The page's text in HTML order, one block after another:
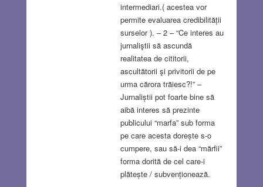
intermediari.( acestea vor
permite evaluarea credibilității
surselor ). – 2 – “Ce interes au
jurnaliştii să ascundă
realitatea de cititorii,
ascultătorii şi privitorii de pe
urma cărora trăiesc?!” –
Jurnaliștii pot foarte bine să
aibă interes să prezinte
publicului “marfa” sub forma
pe care acesta dorește s-o
cumpere, sau să-i dea “mărfii”
forma dorită de cel care-i
plătește / subvenționează.